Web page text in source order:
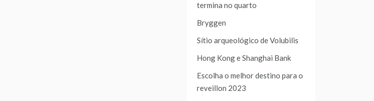
termina no quarto
Bryggen
Sítio arqueológico de Volubilis
Hong Kong e Shanghai Bank
Escolha o melhor destino para o
reveillon 2023